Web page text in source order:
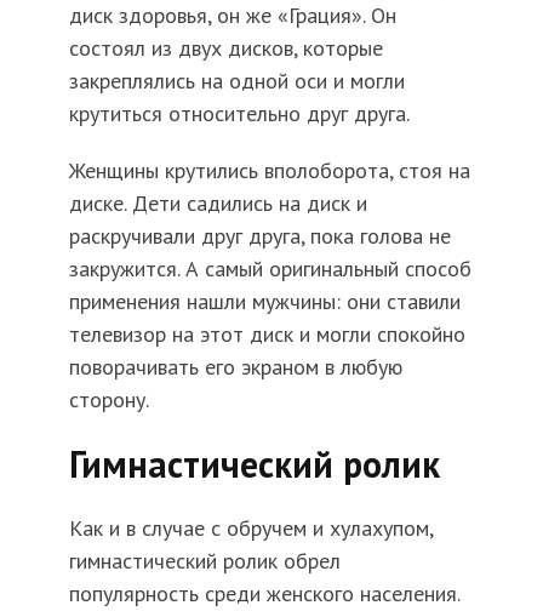
диск здоровья, он же «Грация». Он
состоял из двух дисков, которые
закреплялись на одной оси и могли
крутиться относительно друг друга.
Женщины крутились вполоборота, стоя на
диске. Дети садились на диск и
раскручивали друг друга, пока голова не
закружится. А самый оригинальный способ
применения нашли мужчины: они ставили
телевизор на этот диск и могли спокойно
поворачивать его экраном в любую
сторону.
Гимнастический ролик
Как и в случае с обручем и хулахупом,
гимнастический ролик обрел
популярность среди женского населения.